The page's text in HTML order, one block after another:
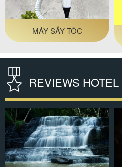
MÁY SẤY TÓC
REVIEWS HOTEL